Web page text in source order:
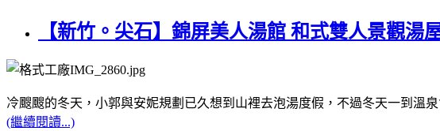
【新竹。尖石】錦屏美人湯館 和式雙人景觀湯
冷颼颼的冬天，小郭與安妮規劃已久想到山裡去泡湯度假，不過冬天一到溫
(繼續閱讀...)